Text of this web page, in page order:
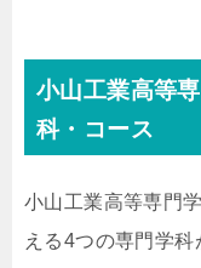
小山工業高等
科・コース
小山工業高等専門
える4つの専門学